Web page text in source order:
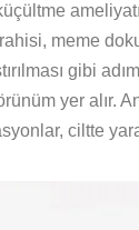
meme
gibi
yer alır.
ciltte